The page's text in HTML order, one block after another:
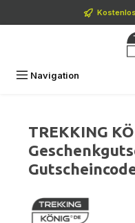
Zum Hauptinhalt springen
Navigation
TREKKING